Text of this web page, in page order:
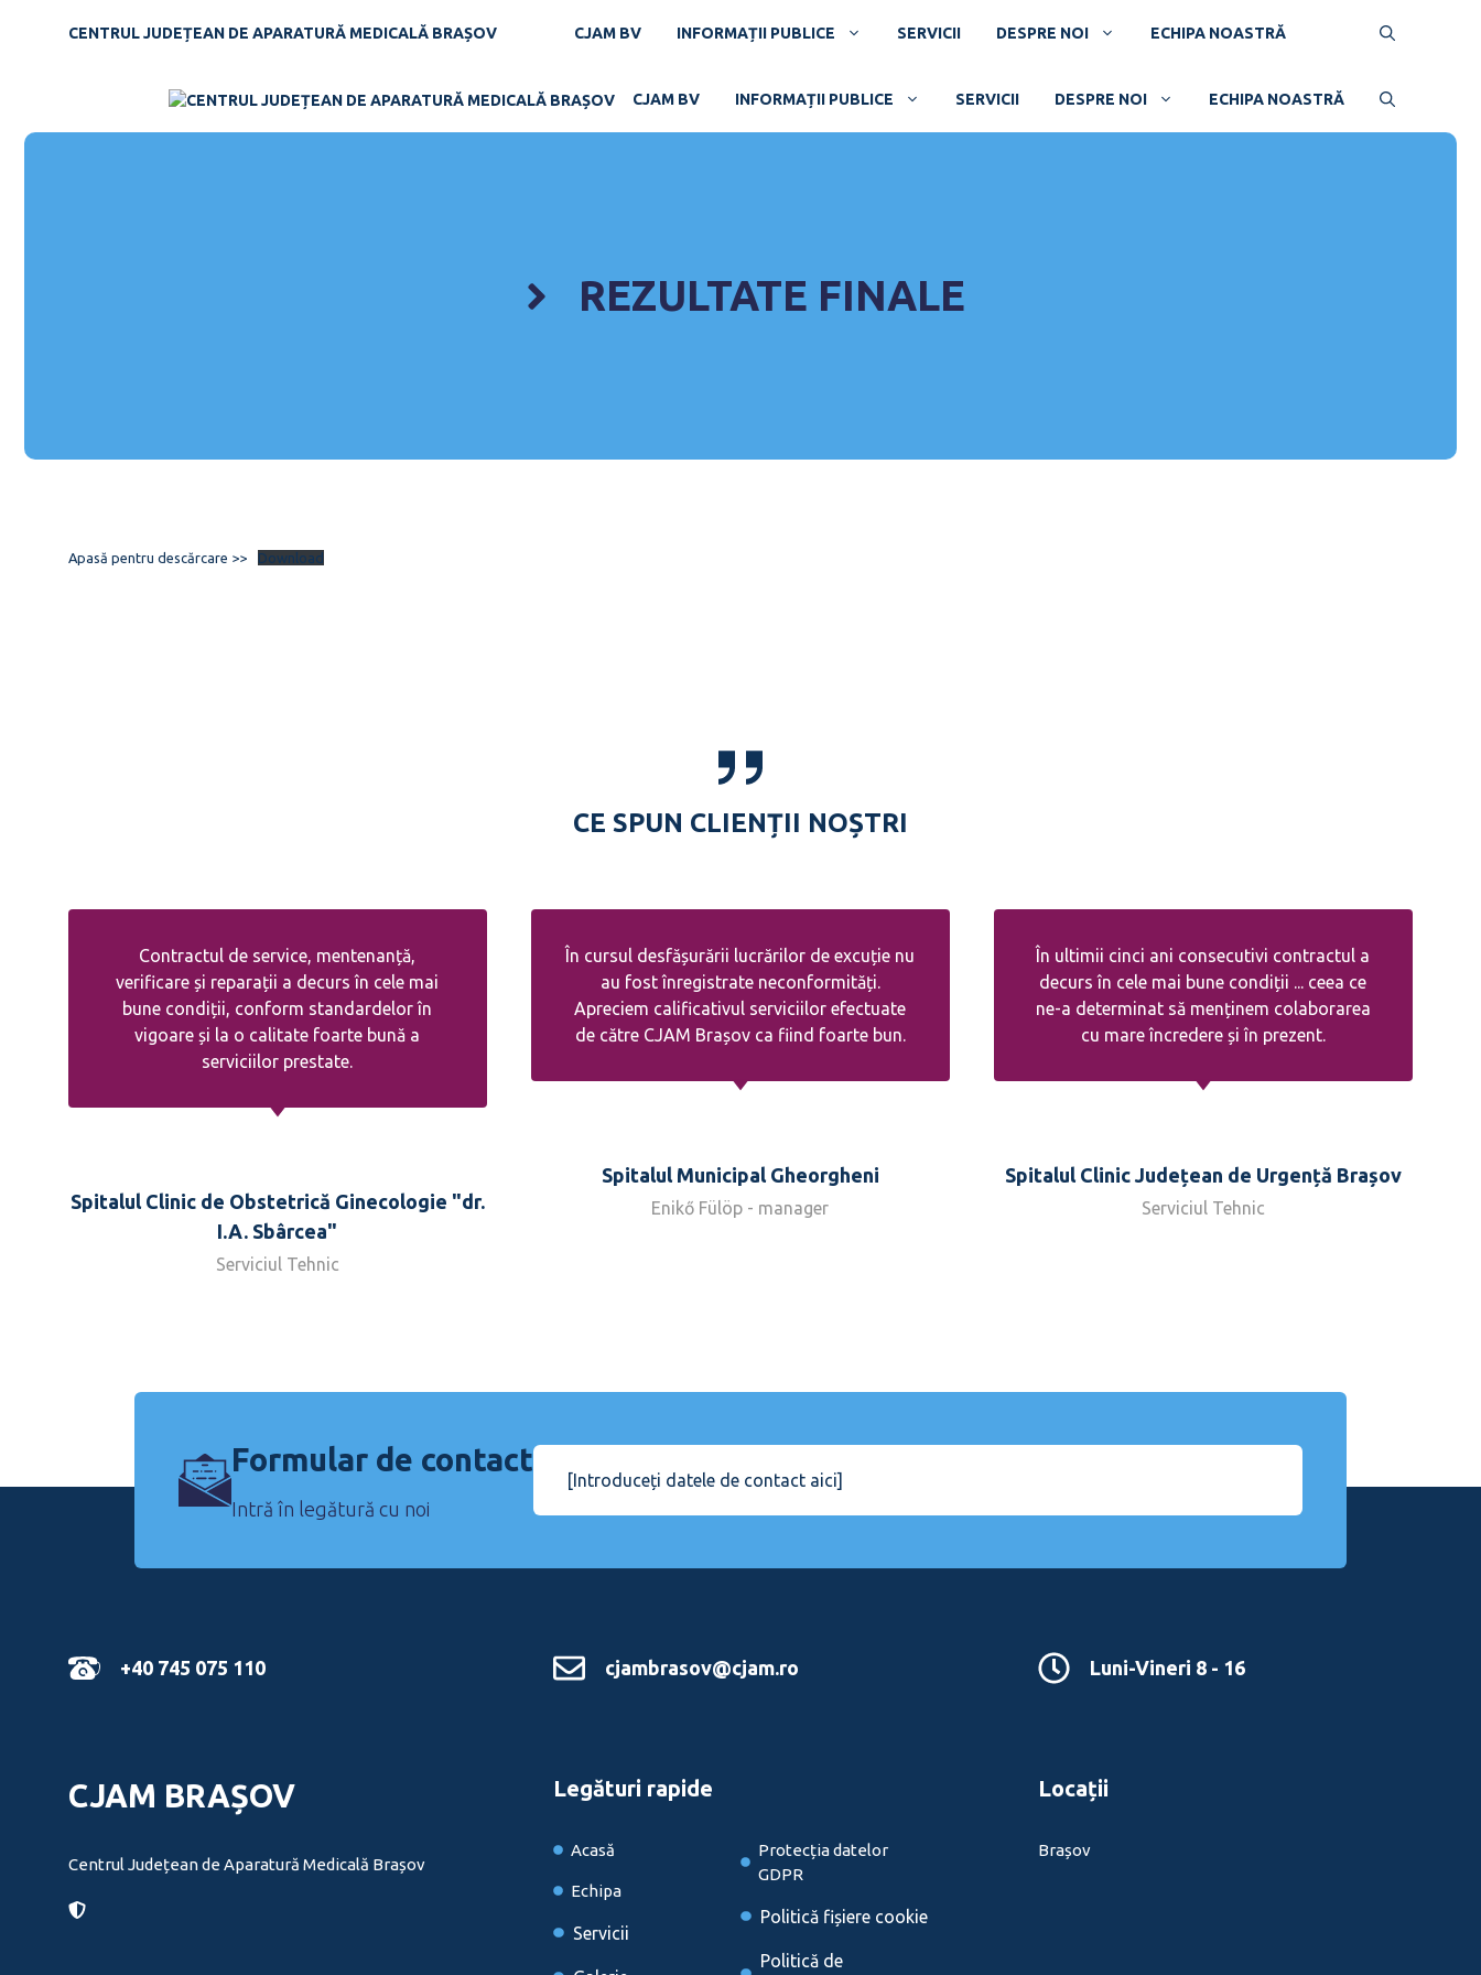
CENTRUL JUDEȚEAN DE APARATURĂ MEDICALĂ BRAȘOV CJAM BV INFORMAȚII PUBLICE SERVICII DESPRE NOI ECHIPA NOASTRĂ
CJAM BV INFORMAȚII PUBLICE SERVICII DESPRE NOI ECHIPA NOASTRĂ
REZULTATE FINALE
Apasă pentru descărcare >> Download
CE SPUN CLIENȚII NOȘTRI
Contractul de service, mentenanță,
verificare și reparații a decurs în cele mai
bune condiții, conform standardelor în
vigoare și la o calitate foarte bună a
serviciilor prestate.
Spitalul Clinic de Obstetrică Ginecologie "dr.
I.A. Sbârcea"
Serviciul Tehnic
În cursul desfășurării lucrărilor de excuție nu
au fost înregistrate neconformități.
Apreciem calificativul serviciilor efectuate
de către CJAM Brașov ca fiind foarte bun.
Spitalul Municipal Gheorgheni
Enikő Fülöp - manager
În ultimii cinci ani consecutivi contractul a
decurs în cele mai bune condiții ... ceea ce
ne-a determinat să menținem colaborarea
cu mare încredere și în prezent.
Spitalul Clinic Județean de Urgență Brașov
Serviciul Tehnic
Formular de contact
Intră în legătură cu noi
[Introduceți datele de contact aici]
+40 745 075 110 cjambrasov@cjam.ro Luni-Vineri 8 - 16
CJAM BRAȘOV
Centrul Județean de Aparatură Medicală Brașov
Legături rapide
Acasă
Echipa
Servicii
Protecția datelor
GDPR
Politică fișiere cookie
Politică de
Locații
Brașov